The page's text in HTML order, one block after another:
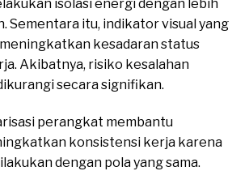
isolasi energi dengan lebih
Sementara itu, indikator visual yang
kesadaran status
Akibatnya, risiko kesalahan
secara signifikan.
perangkat membantu
konsistensi kerja karena
dengan pola yang sama.